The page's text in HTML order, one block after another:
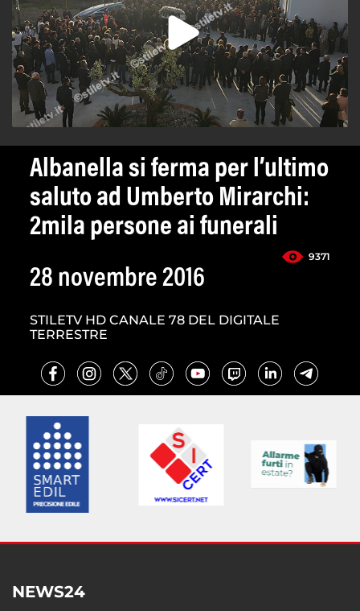
Albanella si ferma per l’ultimo
saluto ad Umberto Mirarchi:
2mila persone ai funerali
9371
28 novembre 2016
STILETV HD CANALE 78 DEL DIGITALE
TERRESTRE
NEWS24